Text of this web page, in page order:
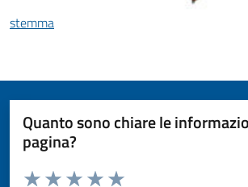
stemma
Quanto sono chiare le
pagina?
Valuta da 1 a 5 stelle la pagina